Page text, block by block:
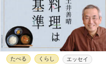
たべる くらし エッセイ